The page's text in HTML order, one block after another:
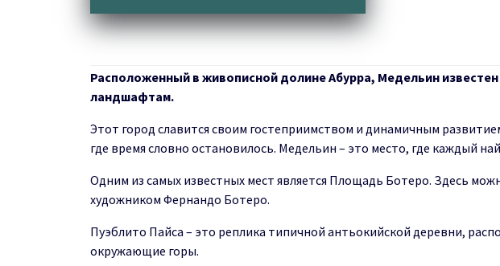
Расположенный в живописной долине Абурра, Медельин
ландшафтам.
Этот город славится своим гостеприимством и динамичным
где время словно остановилось. Медельин – это место, где каждый
Одним из самых известных мест является Площадь Ботеро. Здесь
художником Фернандо Ботеро.
Пуэблито Пайса – это реплика типичной антьокийской деревни,
окружающие горы.